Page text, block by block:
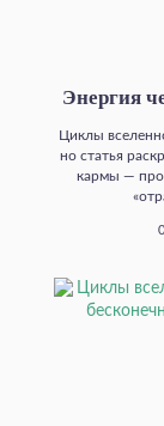
Энергия
Циклы
но статья
кармы —